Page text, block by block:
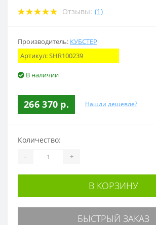
Отзывы: (1)
Производитель: КУБСТЕР
Артикул: SHR100239
В наличии
266 370 р. Нашли дешевле?
Количество:
- +
В КОРЗИНУ
БЫСТРЫЙ ЗАКАЗ